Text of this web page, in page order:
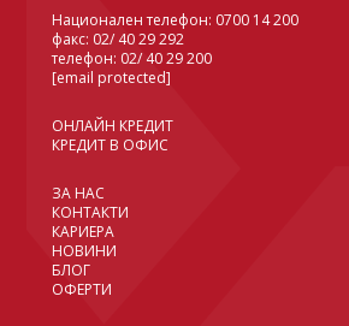
Национален телефон: 0700 14 200
факс: 02/ 40 29 292
телефон: 02/ 40 29 200
[email protected]
ОНЛАЙН КРЕДИТ
КРЕДИТ В ОФИС
ЗА НАС
КОНТАКТИ
КАРИЕРА
НОВИНИ
БЛОГ
ОФЕРТИ